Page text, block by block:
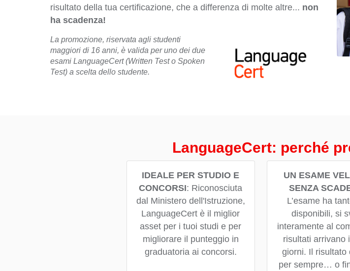
risultato della tua certificazione, che a differenza di molte altre... non
ha scadenza!
La promozione, riservata agli studenti
maggiori di 16 anni, è valida per uno dei due
esami LanguageCert (Written Test o Spoken
Test) a scelta dello studente.
LanguageCert: perché
IDEALE PER STUDIO E
CONCORSI: Riconosciuta
dal Ministero dell'Istruzione,
LanguageCert è il miglior
asset per i tuoi studi e per
migliorare il punteggio in
graduatoria ai concorsi.
UN ESAME
SENZA
L’esame ha
disponibili, si
interamente al
risultati arrivano
giorni. Il risultato
per sempre… o